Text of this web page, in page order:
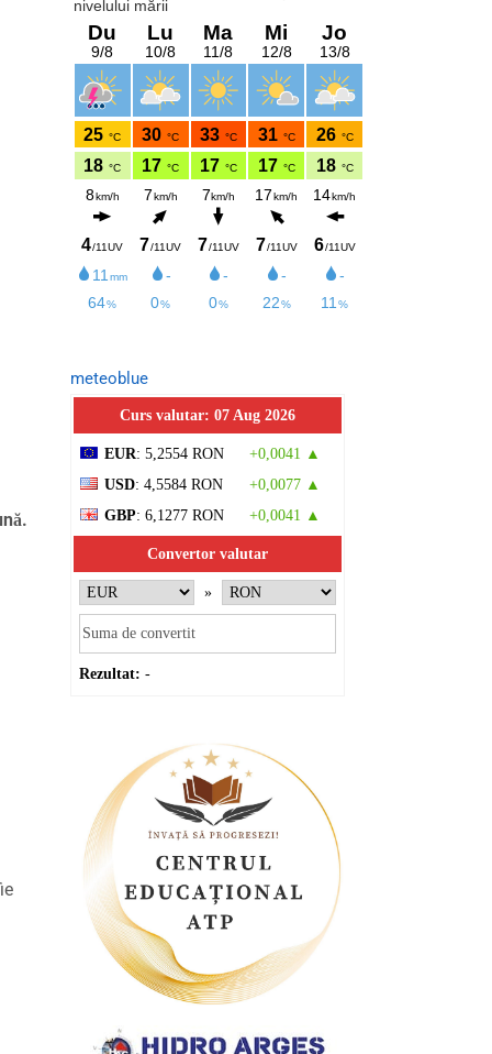
meteoblue
Curs valutar: 07 Aug 2026
EUR: 5,2554 RON
+0,0041 ▲
USD: 4,5584 RON
+0,0077 ▲
GBP: 6,1277 RON +0,0041 ▲
Convertor valutar
»
Rezultat: -